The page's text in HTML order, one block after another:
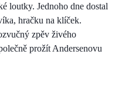
loutky. Jednoho dne dostal
hračku na klíček.
zpěv živého
prožít Andersenovu